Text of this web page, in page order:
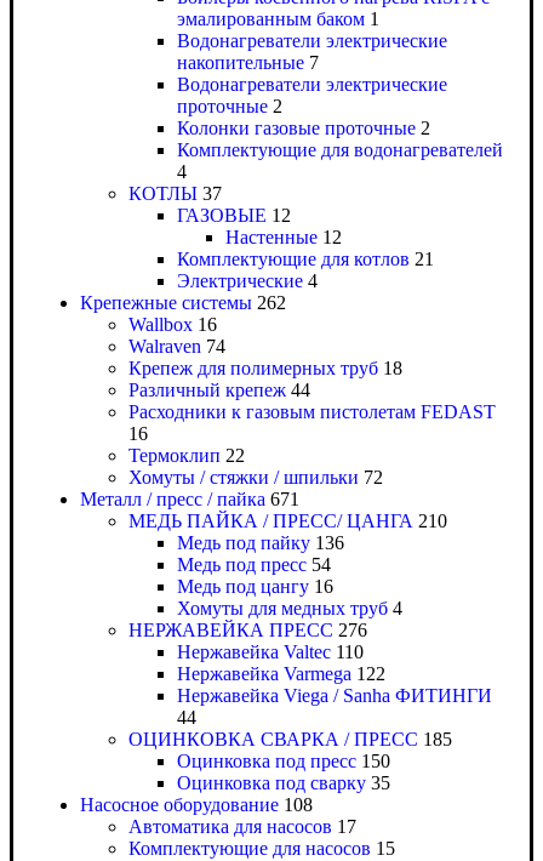
эмалированным баком 1
Водонагреватели электрические
накопительные 7
Водонагреватели электрические
проточные 2
Колонки газовые проточные 2
Комплектующие для водонагревателей
4
КОТЛЫ 37
ГАЗОВЫЕ 12
Настенные 12
Комплектующие для котлов 21
Электрические 4
Крепежные системы 262
Wallbox 16
Walraven 74
Крепеж для полимерных труб 18
Различный крепеж 44
Расходники к газовым пистолетам FEDAST
16
Термоклип 22
Хомуты / стяжки / шпильки 72
Металл / пресс / пайка 671
МЕДЬ ПАЙКА / ПРЕСС/ ЦАНГА 210
Медь под пайку 136
Медь под пресс 54
Медь под цангу 16
Хомуты для медных труб 4
НЕРЖАВЕЙКА ПРЕСС 276
Нержавейка Valtec 110
Нержавейка Varmega 122
Нержавейка Viega / Sanha ФИТИНГИ
44
ОЦИНКОВКА СВАРКА / ПРЕСС 185
Оцинковка под пресс 150
Оцинковка под сварку 35
Насосное оборудование 108
Автоматика для насосов 17
Комплектующие для насосов 15